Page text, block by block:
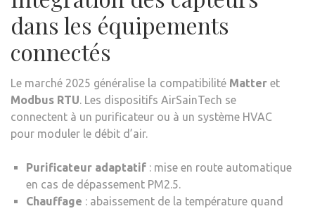
dans les équipements
connectés
Le marché 2025 généralise la compatibilité Matter et
Modbus RTU. Les dispositifs AirSainTech se
connectent à un purificateur ou à un système HVAC
pour moduler le débit d’air.
Purificateur adaptatif : mise en route automatique
en cas de dépassement PM2.5.
Chauffage : abaissement de la température quand